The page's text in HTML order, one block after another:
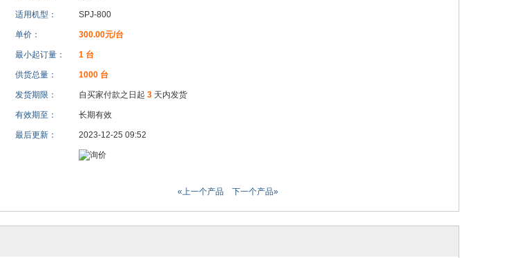
适用机型： SPJ-800
单价： 300.00元/台
最小起订量： 1 台
供货总量： 1000 台
发货期限： 自买家付款之日起 3 天内发货
有效期至： 长期有效
最后更新： 2023-12-25 09:52
«上一个产品 下一个产品»